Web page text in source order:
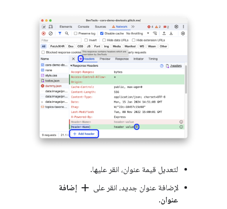
لتعديل قيمة عنوان، انقر عليها.
لإضافة عنوان جديد، انقر على add إضافة
عنوان.